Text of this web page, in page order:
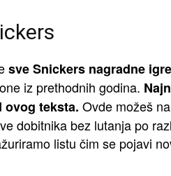
sve Snickers nagradne
iz prethodnih godina.
ovog teksta. Ovde možeš
dobitnika bez lutanja po
listu čim se pojavi